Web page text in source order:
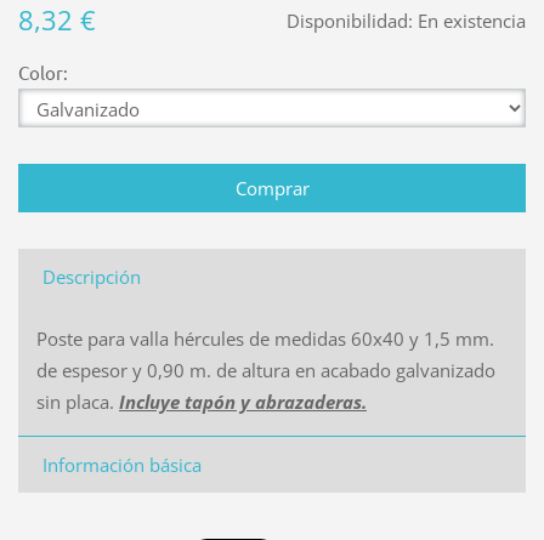
Disponibilidad: En existencia
8,32 €
Color:
Descripción
Poste para valla hércules de medidas 60x40 y 1,5 mm.
de espesor y 0,90 m. de altura en acabado galvanizado
sin placa. Incluye tapón y abrazaderas.
Información básica